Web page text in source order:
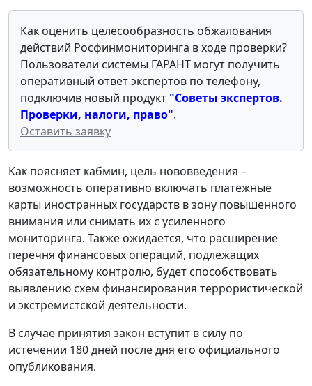
Как оценить целесообразность обжалования
действий Росфинмониторинга в ходе проверки?
Пользователи системы ГАРАНТ могут получить
оперативный ответ экспертов по телефону,
подключив новый продукт "Советы экспертов.
Проверки, налоги, право".
Оставить заявку
Как поясняет кабмин, цель нововведения –
возможность оперативно включать платежные
карты иностранных государств в зону повышенного
внимания или снимать их с усиленного
мониторинга. Также ожидается, что расширение
перечня финансовых операций, подлежащих
обязательному контролю, будет способствовать
выявлению схем финансирования террористической
и экстремистской деятельности.
В случае принятия закон вступит в cилу по
истечении 180 дней после дня его официального
опубликования.